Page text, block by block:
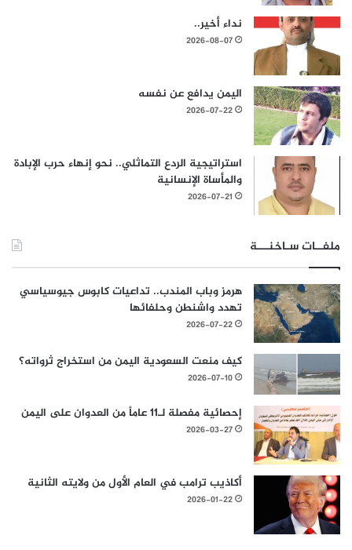
نداء أخير..
2026-08-07
اليمن يدافع عن نفسه
2026-07-22
استراتيجية الردع التماثلي.. نحو إنهاء حرب الإبادة
والمأساة الإنسانية
2026-07-21
ملفــات سـاخنـــة
هرمز وباب المندب.. تداعيات كابوس جيوسياسي
تهدد واشنطن وحلفائها
2026-07-22
كيف منعت السعودية اليمن من استخراج ثرواته؟
2026-07-10
إحصائية مفصلة لـ11 عاماً من العدوان على اليمن
2026-03-27
أكاذيب ترامب في العام الأول من ولايته الثانية
2026-01-22